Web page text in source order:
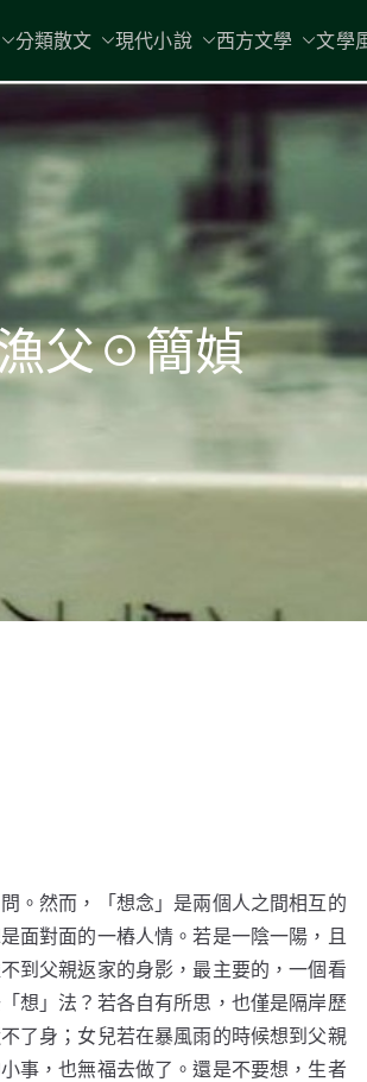
現代文學
地球小如鴿卵，/ 我輕輕地
分類散文 現代小說 西方文學 文學
父☉簡媜
。然而，「想念」是兩個人之間相互的
面對面的一樁人情。若是一陰一陽，且
到父親返家的身影，最主要的，一個看
想」法？若各自有所思，也僅是隔岸歷
了身；女兒若在暴風雨的時候想到父親
事，也無福去做了。還是不要想，生者